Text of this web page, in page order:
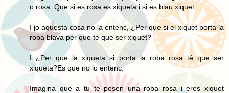
o rosa. Que si es rosa es xiqueta i si es blau xiquet.
I jo aquesta cosa no la entenc, ¿Per que si el xiquet porta la
roba blava per que té que ser xiquet?
I ¿Per que la xiqueta si porta la roba rosa té que ser
xiqueta?Es que no lo entenc.
Imagina que a tu te posen una roba rosa i eres xiquet